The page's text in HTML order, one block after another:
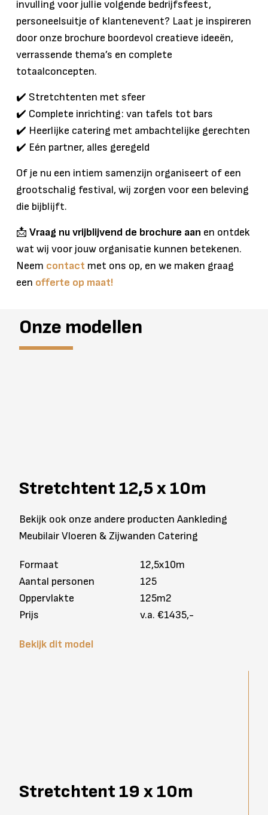
invulling voor jullie volgende bedrijfsfeest,
personeelsuitje of klantenevent? Laat je inspireren
door onze brochure boordevol creatieve ideeën,
verrassende thema’s en complete
totaalconcepten.
✔️ Stretchtenten met sfeer
✔️ Complete inrichting: van tafels tot bars
✔️ Heerlijke catering met ambachtelijke gerechten
✔️ Eén partner, alles geregeld
Of je nu een intiem samenzijn organiseert of een
grootschalig festival, wij zorgen voor een beleving
die bijblijft.
📩 Vraag nu vrijblijvend de brochure aan en ontdek
wat wij voor jouw organisatie kunnen betekenen.
Neem contact met ons op, en we maken graag
een offerte op maat!
Onze modellen
Stretchtent 12,5 x 10m
Bekijk ook onze andere producten Aankleding
Meubilair Vloeren & Zijwanden Catering
Formaat
12,5x10m
Aantal personen
125
Oppervlakte
125m2
Prijs
v.a. €1435,-
Bekijk dit model
Stretchtent 19 x 10m